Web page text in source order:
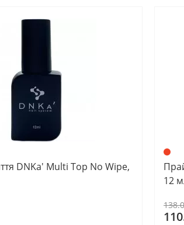
DNKa' Multi Top No Wipe,
12